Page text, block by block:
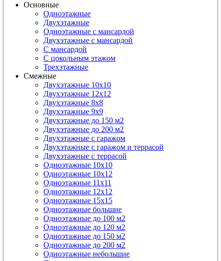
Основные
Одноэтажные
Двухэтажные
Одноэтажные с мансардой
Двухэтажные с мансардой
С мансардой
С цокольным этажом
Трехэтажные
Смежные
Двухэтажные 10х10
Двухэтажные 12х12
Двухэтажные 8х8
Двухэтажные 9х9
Двухэтажные до 150 м2
Двухэтажные до 200 м2
Двухэтажные с гаражом
Двухэтажные с гаражом и террасой
Двухэтажные с террасой
Одноэтажные 10х10
Одноэтажные 10х12
Одноэтажные 11х11
Одноэтажные 12х12
Одноэтажные 15х15
Одноэтажные большие
Одноэтажные до 100 м2
Одноэтажные до 120 м2
Одноэтажные до 150 м2
Одноэтажные до 200 м2
Одноэтажные небольшие